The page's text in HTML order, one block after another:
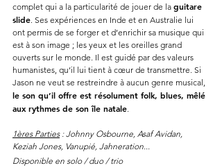
complet qui a la particularité de jouer de la guitare
slide. Ses expériences en Inde et en Australie lui
ont permis de se forger et d’enrichir sa musique ​qui
est à son image ; les yeux et les oreilles grand
ouverts sur le monde. Il est guidé par des valeurs
humanistes, qu’il lui tient à cœur de transmettre. Si
Jason ne veut se restreindre à aucun genre musical,
le son qu’il offre est résolument folk, blues, mêlé
aux rythmes de son île natale. ​
1ères Parties: Johnny Osbourne, Asaf Avidan,
Keziah Jones, Vanupié, Jahneration...
Disponible en solo / duo / trio